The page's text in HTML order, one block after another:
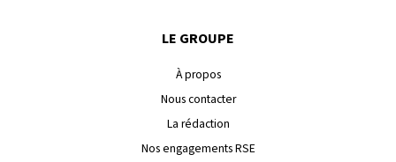
LE GROUPE
À propos
Nous contacter
La rédaction
Nos engagements RSE